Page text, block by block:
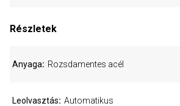
Részletek
Anyaga Rozsdamentes acél
Leolvasztás Automatikus